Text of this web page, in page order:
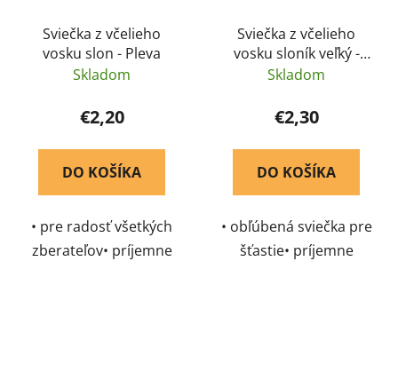
Sviečka z včelieho
vosku slon - Pleva
Skladom
€2,20
DO KOŠÍKA
• pre radosť všetkých
zberateľov• príjemne
Sviečka z včelieho
vosku sloník veľký -
Pleva
Skladom
€2,30
DO KOŠÍKA
• obľúbená sviečka pre
šťastie• príjemne